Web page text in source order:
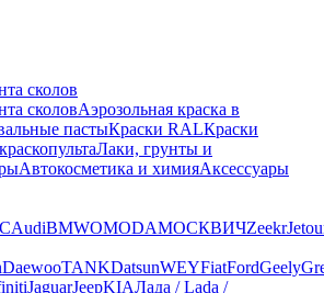
сколов
сколовАэрозольная краска в
пастыКраски RALКраски
Лаки, грунты и
Автокосметика и химияАксессуары
AudiBMWOMODAМОСКВИЧZeekr
DaewooTANKDatsunWEYFiatFordGeely
JaguarJeepKIAЛада / Lada /